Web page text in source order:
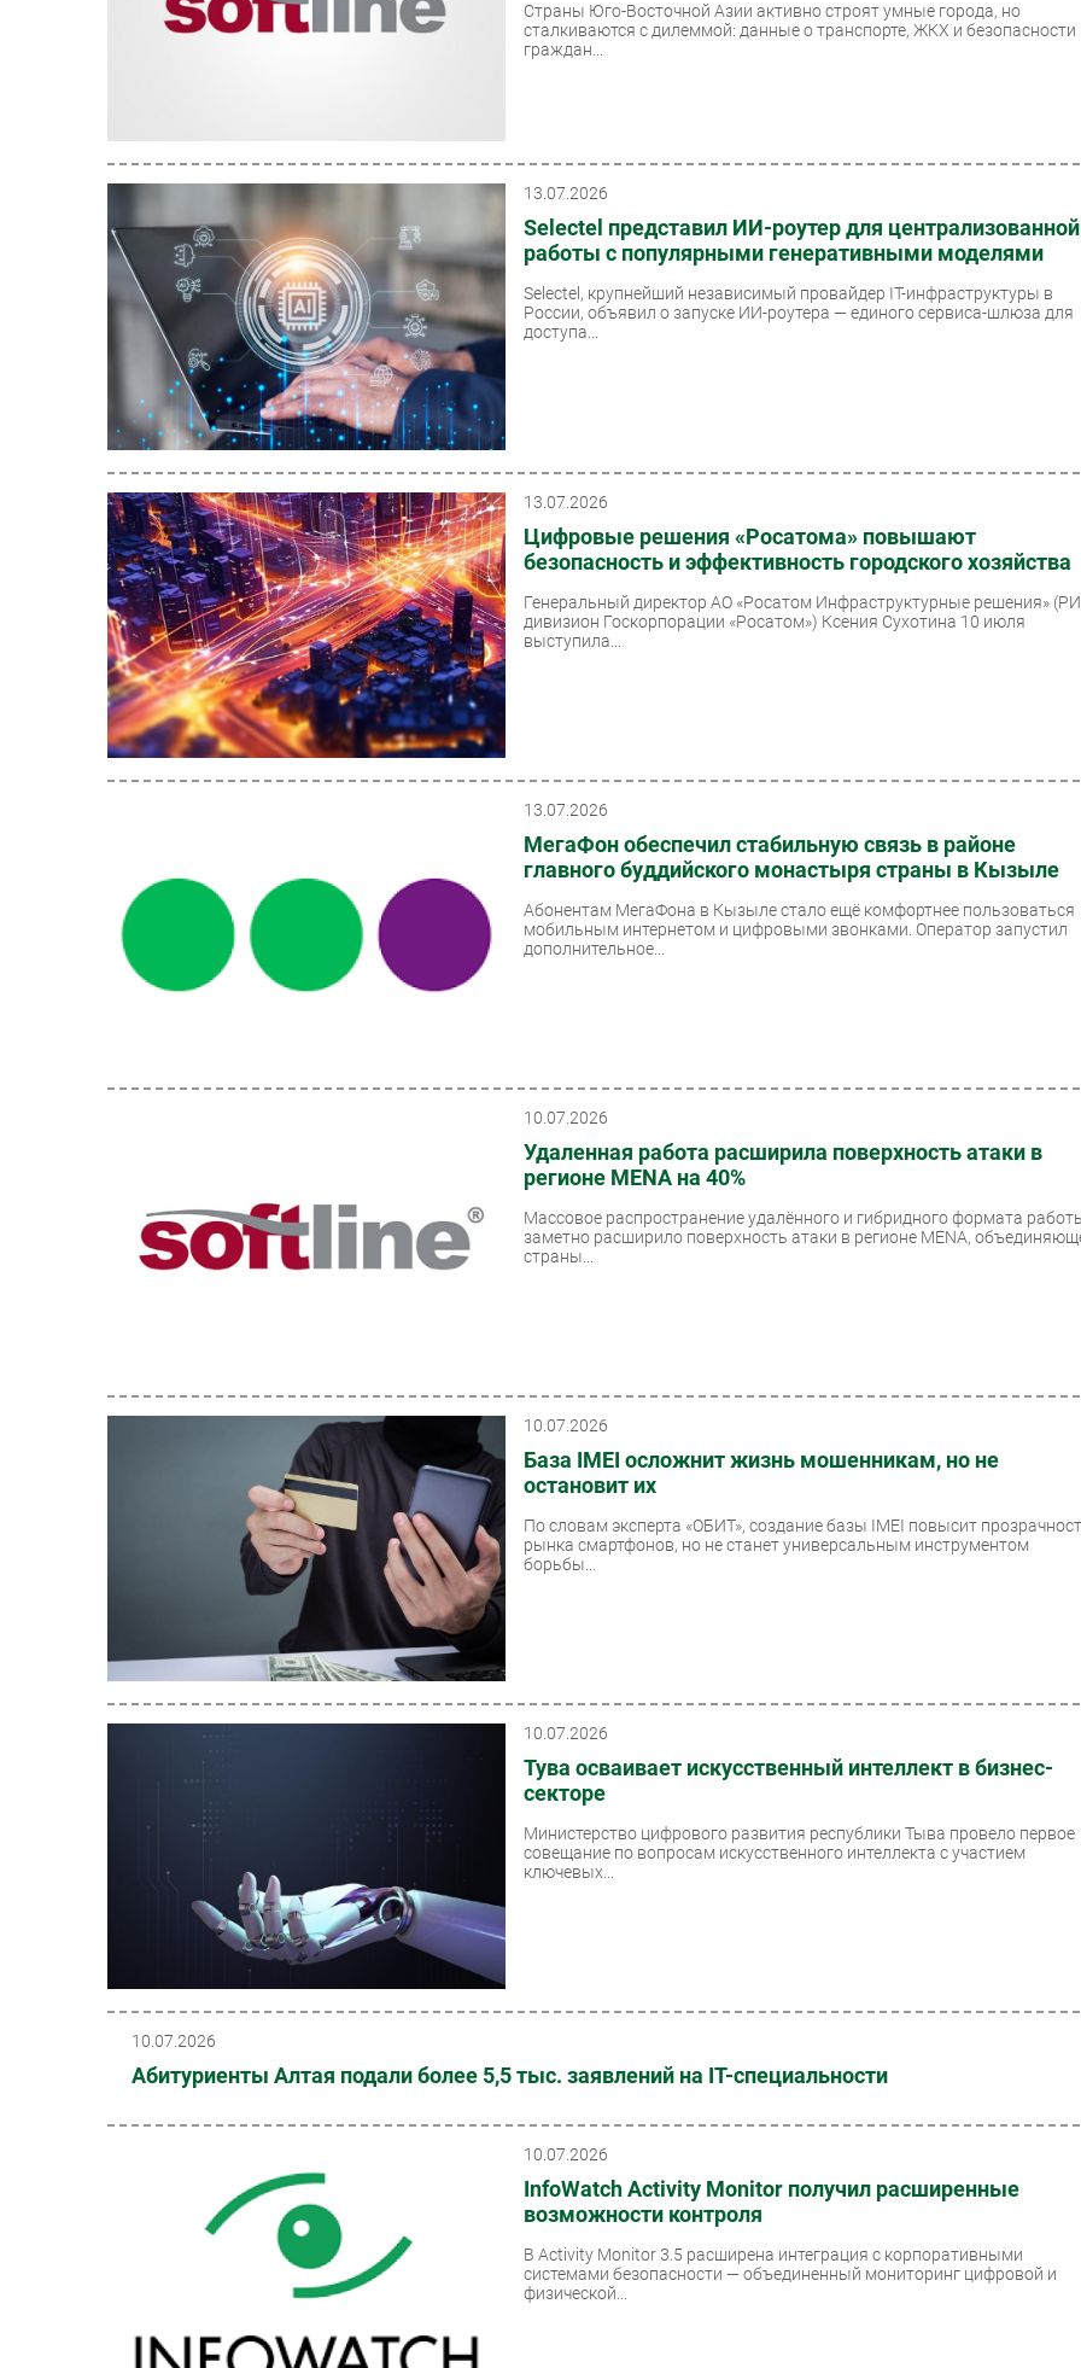
Страны Юго-Восточной Азии активно строят умные города, но
сталкиваются с дилеммой: данные о транспорте, ЖКХ и безопасности
граждан...
13.07.2026
Selectel представил ИИ-роутер для централизованной
работы с популярными генеративными моделями
Selectel, крупнейший независимый провайдер IT-инфраструктуры в
России, объявил о запуске ИИ-роутера — единого сервиса-шлюза для
доступа...
13.07.2026
Цифровые решения «Росатома» повышают
безопасность и эффективность городского хозяйства
Генеральный директор АО «Росатом Инфраструктурные решения»
дивизион Госкорпорации «Росатом») Ксения Сухотина 10 июля
выступила...
13.07.2026
МегаФон обеспечил стабильную связь в районе
главного буддийского монастыря страны в Кызыле
Абонентам МегаФона в Кызыле стало ещё комфортнее пользоваться
мобильным интернетом и цифровыми звонками. Оператор запустил
дополнительное...
10.07.2026
Удаленная работа расширила поверхность атаки в
регионе MENA на 40%
Массовое распространение удалённого и гибридного формата
заметно расширило поверхность атаки в регионе MENA,
страны...
10.07.2026
База IMEI осложнит жизнь мошенникам, но не
остановит их
По словам эксперта «ОБИТ», создание базы IMEI повысит
рынка смартфонов, но не станет универсальным инструментом
борьбы...
10.07.2026
Тува осваивает искусственный интеллект в бизнес-
секторе
Министерство цифрового развития республики Тыва провело первое
совещание по вопросам искусственного интеллекта с участием
ключевых...
10.07.2026
Абитуриенты Алтая подали более 5,5 тыс. заявлений на IT-специальности
10.07.2026
InfoWatch Activity Monitor получил расширенные
возможности контроля
В Activity Monitor 3.5 расширена интеграция с корпоративными
системами безопасности — объединенный мониторинг цифровой и
физической...